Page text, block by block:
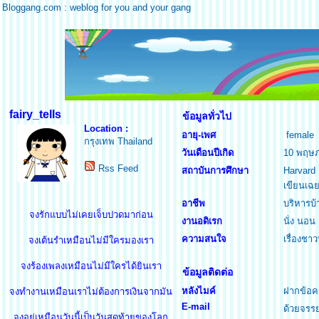
Bloggang.com : weblog for you and your gang
fairy_tells
Location :
กรุงเทพ Thailand
Rss Feed
จงรักแบบไม่เคยเจ็บปวดมาก่อน
จงเต้นรำเหมือนไม่มีใครมองเรา
จงร้องเพลงเหมือนไม่มีใครได้ยินเรา
จงทำงานเหมือนเราไม่ต้องการเงินจากมัน
ข้อมูลทั่วไป
อายุ-เพศ
female
วันเดือนปีเกิด
10 พฤษ
สถาบันการศึกษา
เขียนเฉ
อาชีพ
บริหารบ้
งานอดิเรก
นั่ง นอน
ความสนใจ
เรื่องชา
ข้อมูลติดต่อ
หลังไมค์
ฝากข้อ
E-mail
ด้วยจร